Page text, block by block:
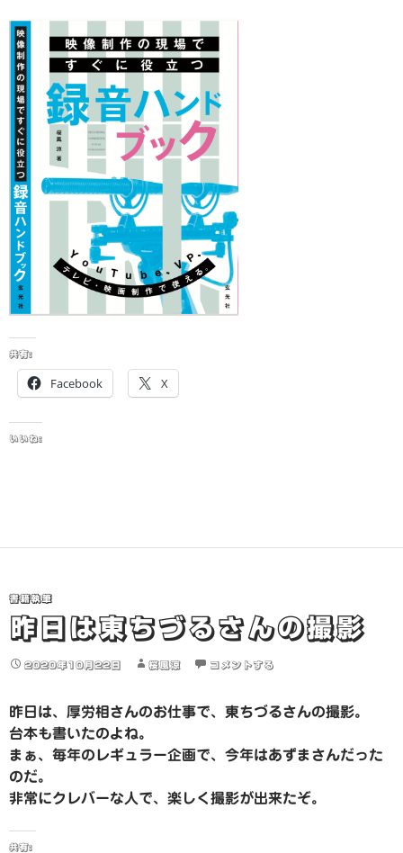
共有:
Facebook X
いいね:
書籍執筆
昨日は東ちづるさんの撮影
2020年10月22日 桜風涼 コメントする
昨日は、厚労相さんのお仕事で、東ちづるさんの撮影。
台本も書いたのよね。
まぁ、毎年のレギュラー企画で、今年はあずまさんだった
のだ。
非常にクレバーな人で、楽しく撮影が出来たぞ。
共有: